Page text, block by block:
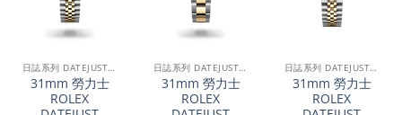
日誌系列 DATEJUST 31
31mm 勞力士
ROLEX
日誌系列 DATEJUST 31
31mm 勞力士
ROLEX
日誌系列 DATEJUST 31
31mm 勞力士
ROLEX